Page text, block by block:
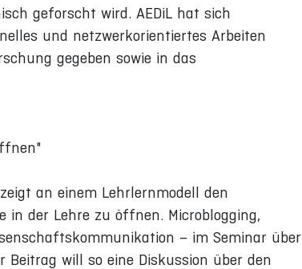
geforscht wird. AEDiL hat sich
und netzwerkorientiertes Arbeiten
gegeben sowie in das
an einem Lehrlernmodell den
in der Lehre zu öffnen. Microblogging,
– im Seminar über
will so eine Diskussion über den